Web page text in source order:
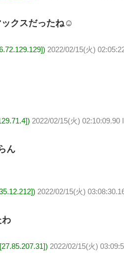
クスだったね☺
2022/02/15(火)
2022/02/15(火) 02:10:09.90
ん
2022/02/15(火)
わ
2022/02/15(火)